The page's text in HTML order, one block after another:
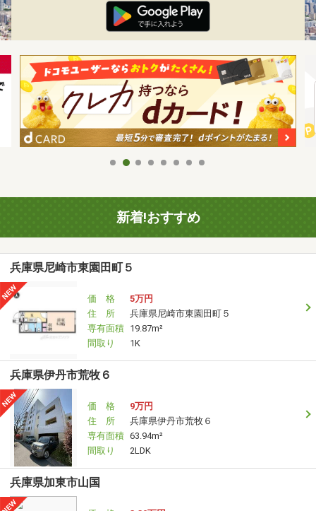
新着!おすすめ
兵庫県尼崎市東園田町５
価 格
5万円
住 所
兵庫県尼崎市東園田町５
専有面積 19.87m²
間取り
1K
兵庫県伊丹市荒牧６
価 格
9万円
住 所
兵庫県伊丹市荒牧６
専有面積 63.94m²
間取り
2LDK
兵庫県加東市山国